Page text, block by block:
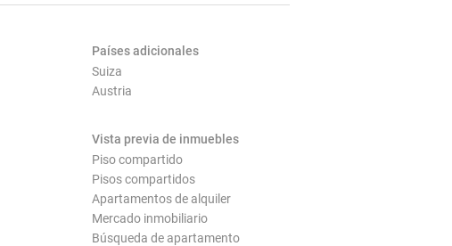
Países adicionales
Suiza
Austria
Vista previa de inmuebles
Piso compartido
Pisos compartidos
Apartamentos de alquiler
Mercado inmobiliario
Búsqueda de apartamento